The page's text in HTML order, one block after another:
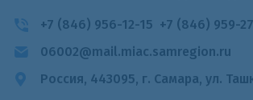
+7 (846) 956-12-15 +7 (846) 959-
06002@mail.miac.samregion.ru
Россия, 443095, г. Самара, ул.